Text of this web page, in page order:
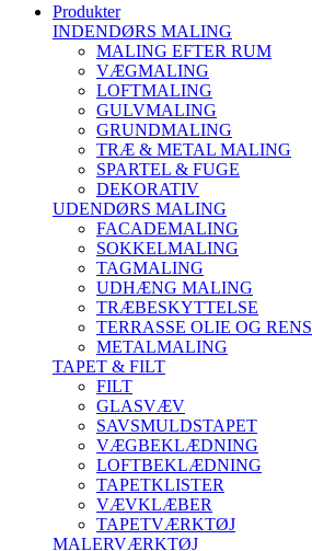
Produkter
INDENDØRS MALING
MALING EFTER RUM
VÆGMALING
LOFTMALING
GULVMALING
GRUNDMALING
TRÆ & METAL MALING
SPARTEL & FUGE
DEKORATIV
UDENDØRS MALING
FACADEMALING
SOKKELMALING
TAGMALING
UDHÆNG MALING
TRÆBESKYTTELSE
TERRASSE OLIE OG RENS
METALMALING
TAPET & FILT
FILT
GLASVÆV
SAVSMULDSTAPET
VÆGBEKLÆDNING
LOFTBEKLÆDNING
TAPETKLISTER
VÆVKLÆBER
TAPETVÆRKTØJ
MALERVÆRKTØJ